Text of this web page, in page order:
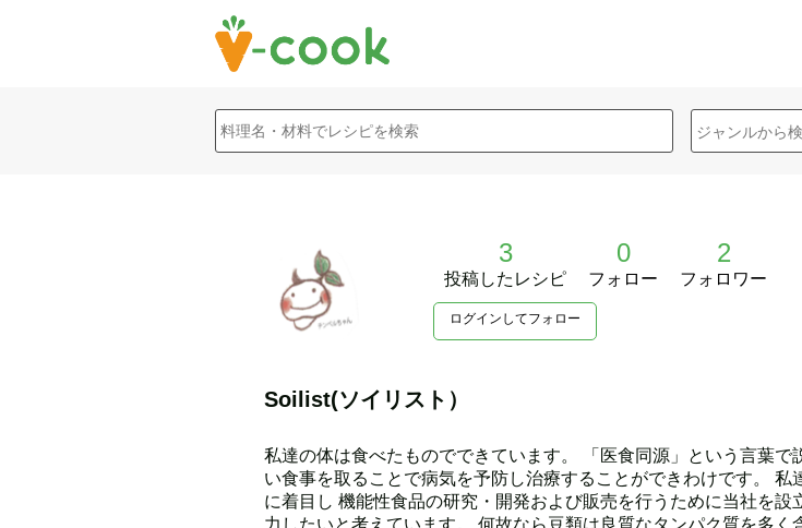
3
投稿したレシピ
0
フォロー
2
フォロワー
ログインしてフォロー
Soilist(ソイリスト）
私達の体は食べたものでできています。 「医食同源」という言葉
い食事を取ることで病気を予防し治療することができわけです。 私
に着目し 機能性食品の研究・開発および販売を行うために当社を
力したいと考えています。 何故なら豆類は良質なタンパク質を多